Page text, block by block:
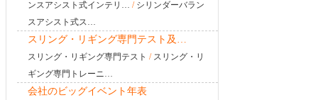
ンスアシスト式インテリ… / シリンダーバラン
スアシスト式ス…
スリング・リギング専門テスト及…
スリング・リギング専門テスト / スリング・リ
ギング専門トレーニ…
会社のビッグイベント年表